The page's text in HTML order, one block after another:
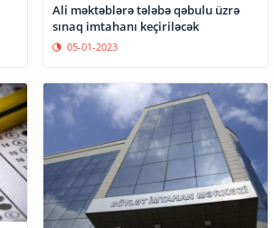
Ali məktəblərə tələbə qəbulu üzrə
sınaq imtahanı keçiriləcək
05-01-2023